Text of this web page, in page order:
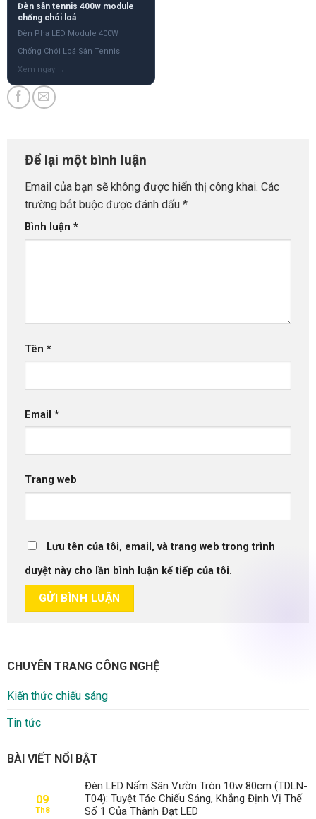
Đèn sân tennis 400w module
chống chói loá
Đèn Pha LED Module 400W
Chống Chói Loá Sân Tennis
Để lại một bình luận
Email của bạn sẽ không được hiển thị công khai. Các
trường bắt buộc được đánh dấu *
Bình luận *
Tên *
Email *
Trang web
Lưu tên của tôi, email, và trang web trong trình
duyệt này cho lần bình luận kế tiếp của tôi.
CHUYÊN TRANG CÔNG NGHỆ
Kiến thức chiếu sáng
Tin tức
BÀI VIẾT NỔI BẬT
09
Th8
Đèn LED Nấm Sân Vườn Tròn 10w 80cm (TDLN-
T04): Tuyệt Tác Chiếu Sáng, Khẳng Định Vị Thế
Số 1 Của Thành Đạt LED